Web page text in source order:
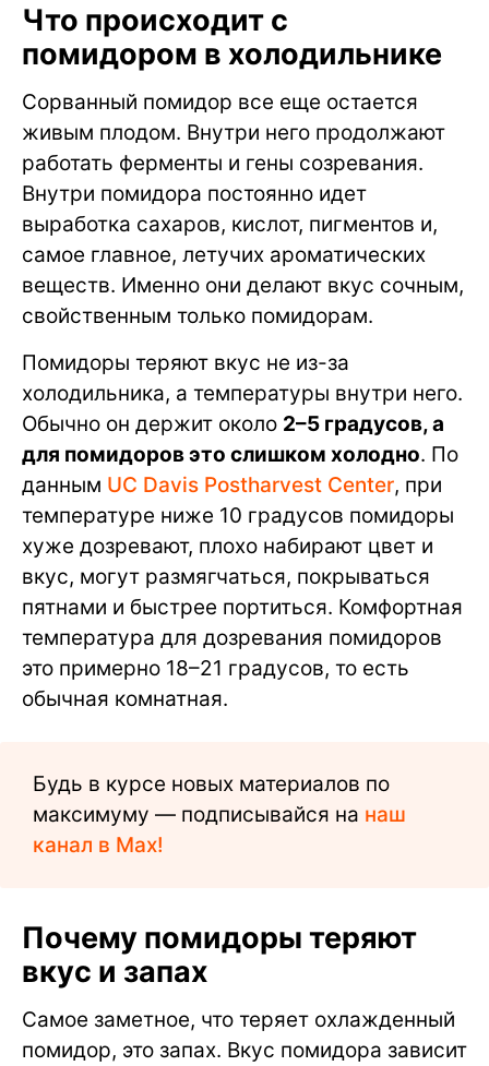
Что происходит с
помидором в холодильнике
Сорванный помидор все еще остается
живым плодом. Внутри него продолжают
работать ферменты и гены созревания.
Внутри помидора постоянно идет
выработка сахаров, кислот, пигментов и,
самое главное, летучих ароматических
веществ. Именно они делают вкус сочным,
свойственным только помидорам.
Помидоры теряют вкус не из-за
холодильника, а температуры внутри него.
Обычно он держит около 2–5 градусов, а
для помидоров это слишком холодно. По
данным UC Davis Postharvest Center, при
температуре ниже 10 градусов помидоры
хуже дозревают, плохо набирают цвет и
вкус, могут размягчаться, покрываться
пятнами и быстрее портиться. Комфортная
температура для дозревания помидоров
это примерно 18–21 градусов, то есть
обычная комнатная.
Будь в курсе новых материалов по
максимуму — подписывайся на наш
канал в Max!
Почему помидоры теряют
вкус и запах
Самое заметное, что теряет охлажденный
помидор, это запах. Вкус помидора зависит